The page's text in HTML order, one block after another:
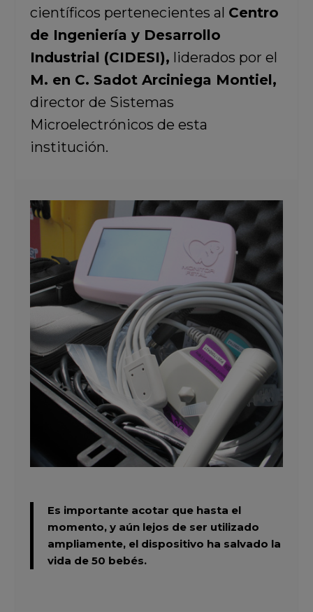
científicos pertenecientes al Centro
de Ingeniería y Desarrollo
Industrial (CIDESI), liderados por el
M. en C. Sadot Arciniega Montiel,
director de Sistemas
Microelectrónicos de esta
institución.
Es importante acotar que hasta el
momento, y aún lejos de ser utilizado
ampliamente, el dispositivo ha salvado la
vida de 50 bebés.